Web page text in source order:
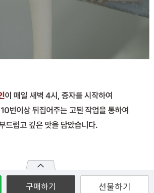
구매하기 선물하기